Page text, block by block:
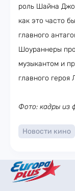
роль Шайна
как это часто
главного
Шоураннеры
музыкантом и
главного героя
Фото: кадры из
Новости кино